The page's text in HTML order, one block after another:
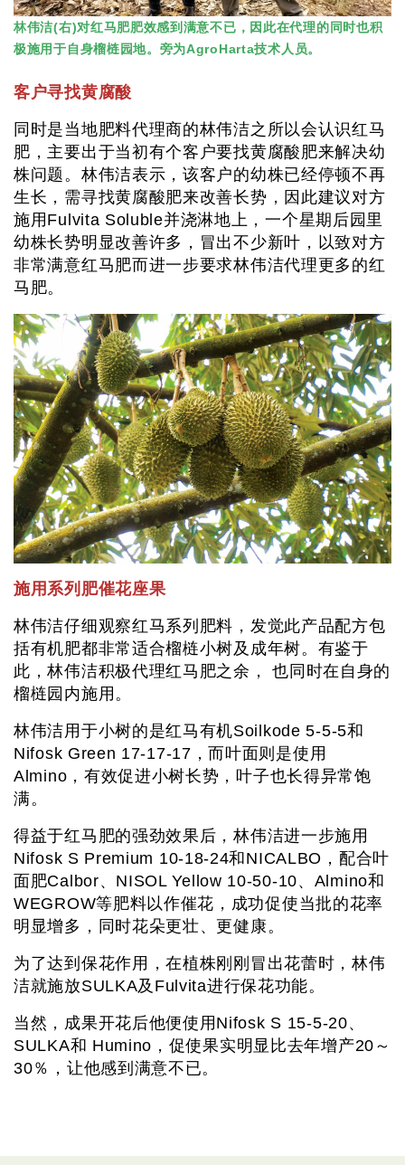
林伟洁(右)对红马肥肥效感到满意不已，因此在代理的同时也积
极施用于自身榴梿园地。旁为AgroHarta技术人员。
客户寻找黄腐酸
同时是当地肥料代理商的林伟洁之所以会认识红马
肥，主要出于当初有个客户要找黄腐酸肥来解决幼
株问题。林伟洁表示，该客户的幼株已经停顿不再
生长，需寻找黄腐酸肥来改善长势，因此建议对方
施用Fulvita Soluble并浇淋地上，一个星期后园里
幼株长势明显改善许多，冒出不少新叶，以致对方
非常满意红马肥而进一步要求林伟洁代理更多的红
马肥。
施用系列肥催花座果
林伟洁仔细观察红马系列肥料，发觉此产品配方包
括有机肥都非常适合榴梿小树及成年树。有鉴于
此，林伟洁积极代理红马肥之余， 也同时在自身的
榴梿园内施用。
林伟洁用于小树的是红马有机Soilkode 5-5-5和
Nifosk Green 17-17-17，而叶面则是使用
Almino，有效促进小树长势，叶子也长得异常饱
满。
得益于红马肥的强劲效果后，林伟洁进一步施用
Nifosk S Premium 10-18-24和NICALBO，配合叶
面肥Calbor、NISOL Yellow 10-50-10、Almino和
WEGROW等肥料以作催花，成功促使当批的花率
明显增多，同时花朵更壮、更健康。
为了达到保花作用，在植株刚刚冒出花蕾时，林伟
洁就施放SULKA及Fulvita进行保花功能。
当然，成果开花后他便使用Nifosk S 15-5-20、
SULKA和 Humino，促使果实明显比去年增产20～
30％，让他感到满意不已。